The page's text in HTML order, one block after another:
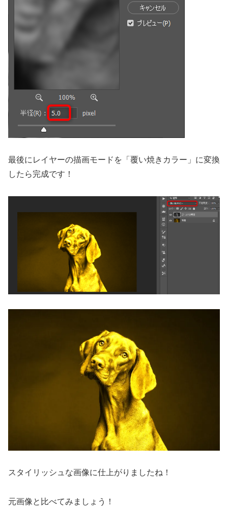
最後にレイヤーの描画モードを「覆い焼きカラー」に変換
したら完成です！
スタイリッシュな画像に仕上がりましたね！
元画像と比べてみましょう！